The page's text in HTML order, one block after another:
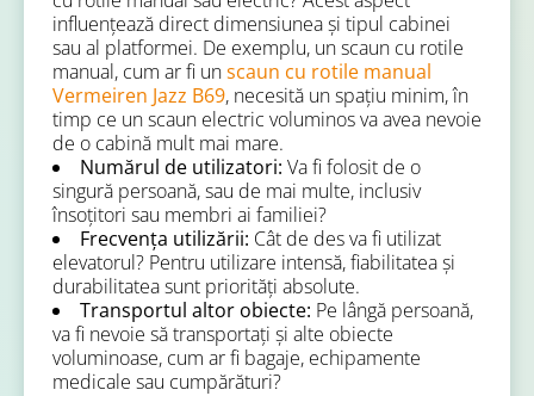
influențează direct dimensiunea și tipul cabinei
sau al platformei. De exemplu, un scaun cu rotile
manual, cum ar fi unscaun cu rotile manual
Vermeiren Jazz B69, necesită un spațiu minim, în
timp ce un scaun electric voluminos va avea nevoie
de o cabină mult mai mare.
Numărul de utilizatori: Va fi folosit de o
singură persoană, sau de mai multe, inclusiv
însoțitori sau membri ai familiei?
Frecvența utilizării: Cât de des va fi utilizat
elevatorul? Pentru utilizare intensă, fiabilitatea și
durabilitatea sunt priorități absolute.
Transportul altor obiecte: Pe lângă persoană,
va fi nevoie să transportați și alte obiecte
voluminoase, cum ar fi bagaje, echipamente
medicale sau cumpărături?